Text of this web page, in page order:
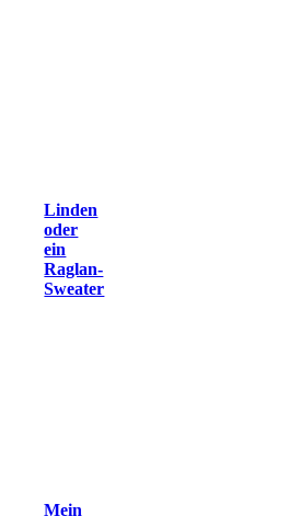
Linden
oder
ein
Raglan-
Sweater
Mein